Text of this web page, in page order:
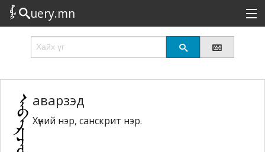
uery.mn
Сонирхолтой
Эрэлттэй
Төрөл
Татах
аварзэд
Хүний нэр, санскрит нэр.